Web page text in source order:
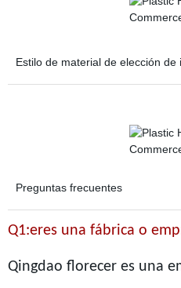
Estilo de material de elección de
Preguntas frecuentes
Q1:eres una fábrica o
Qingdao florecer es una